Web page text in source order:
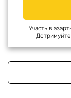
Участь в